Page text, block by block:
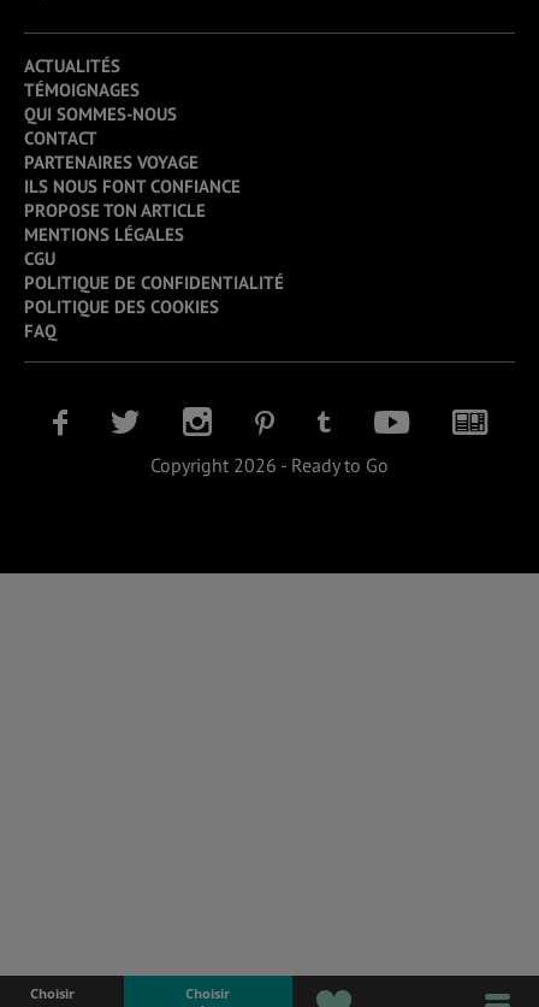
Choisir
Choisir
ACTUALITÉS
TÉMOIGNAGES
QUI SOMMES-NOUS
CONTACT
PARTENAIRES VOYAGE
ILS NOUS FONT CONFIANCE
PROPOSE TON ARTICLE
MENTIONS LÉGALES
CGU
POLITIQUE DE CONFIDENTIALITÉ
POLITIQUE DES COOKIES
FAQ
Copyright 2026 - Ready to Go